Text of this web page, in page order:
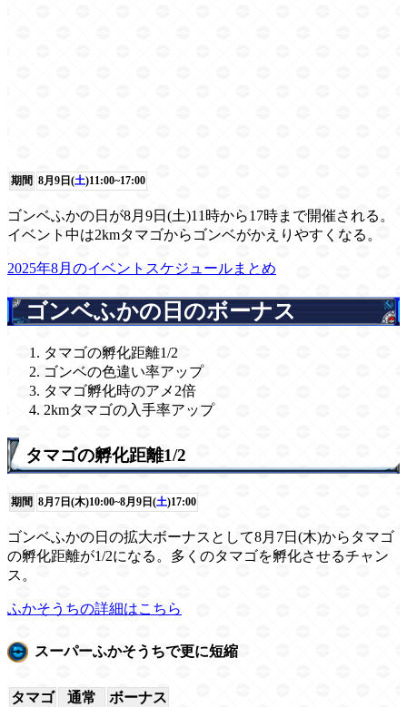
期間 8月9日(土)11:00~17:00
ゴンベふかの日が8月9日(土)11時から17時まで開催される。
イベント中は2kmタマゴからゴンベがかえりやすくなる。
2025年8月のイベントスケジュールまとめ
ゴンベふかの日のボーナス
タマゴの孵化距離1/2
ゴンベの色違い率アップ
タマゴ孵化時のアメ2倍
2kmタマゴの入手率アップ
タマゴの孵化距離1/2
期間 8月7日(木)10:00~8月9日(土)17:00
ゴンベふかの日の拡大ボーナスとして8月7日(木)からタマゴ
の孵化距離が1/2になる。多くのタマゴを孵化させるチャン
ス。
ふかそうちの詳細はこちら
スーパーふかそうちで更に短縮
タマゴ 通常
ボーナス